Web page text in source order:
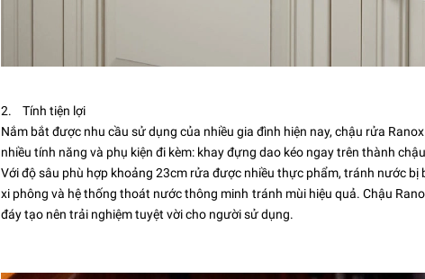
2. Tính tiện lợi
Nắm bắt được nhu cầu sử dụng của nhiều gia đình hiện nay, chậu rửa Ranox
nhiều tính năng và phụ kiện đi kèm: khay đựng dao kéo ngay trên thành
Với độ sâu phù hợp khoảng 23cm rửa được nhiều thực phẩm, tránh nước
xi phông và hệ thống thoát nước thông minh tránh mùi hiệu quả. Chậu
đáy tạo nên trải nghiệm tuyệt vời cho người sử dụng.